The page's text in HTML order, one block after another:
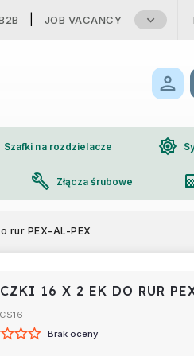
JOB VACANCY
Szafki na rozdzielacze brightness_high
build Złącza śrubowe
rur PEX-AL-PEX
16 X 2 EK DO RUR
Brak oceny